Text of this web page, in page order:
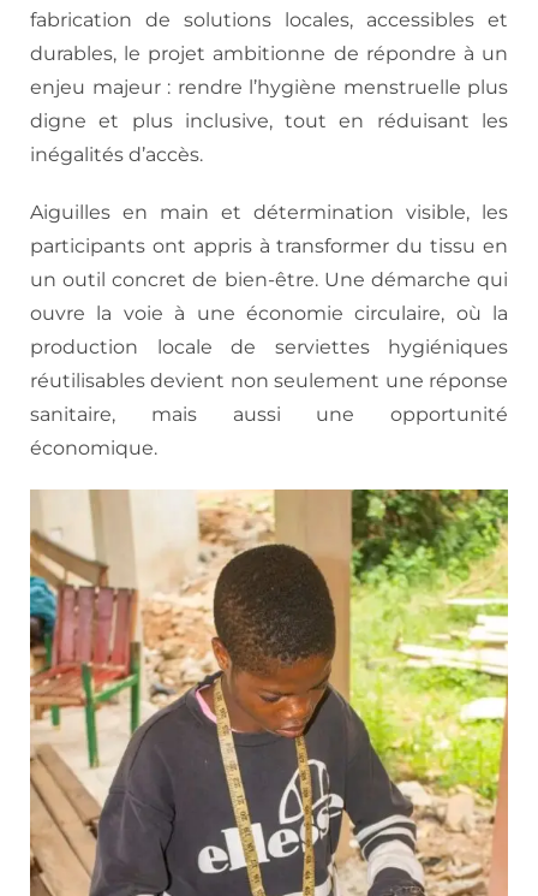
fabrication de solutions locales, accessibles et
durables, le projet ambitionne de répondre à un
enjeu majeur : rendre l’hygiène menstruelle plus
digne et plus inclusive, tout en réduisant les
inégalités d’accès.
Aiguilles en main et détermination visible, les
participants ont appris à transformer du tissu en
un outil concret de bien-être. Une démarche qui
ouvre la voie à une économie circulaire, où la
production locale de serviettes hygiéniques
réutilisables devient non seulement une réponse
sanitaire, mais aussi une opportunité
économique.